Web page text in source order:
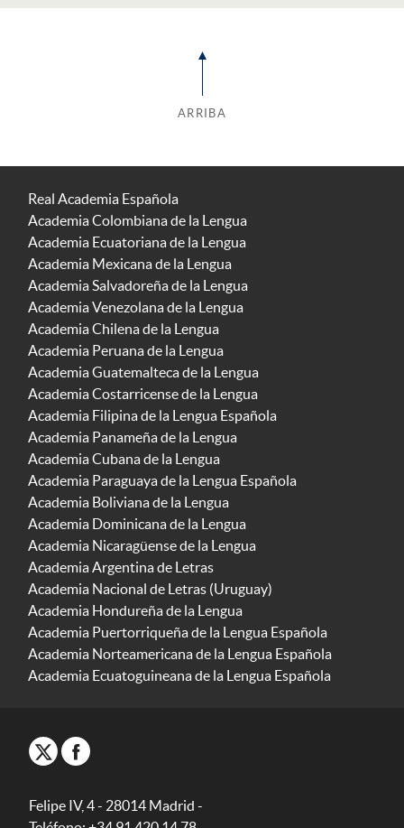
ARRIBA
Real Academia Española
Academia Colombiana de la Lengua
Academia Ecuatoriana de la Lengua
Academia Mexicana de la Lengua
Academia Salvadoreña de la Lengua
Academia Venezolana de la Lengua
Academia Chilena de la Lengua
Academia Peruana de la Lengua
Academia Guatemalteca de la Lengua
Academia Costarricense de la Lengua
Academia Filipina de la Lengua Española
Academia Panameña de la Lengua
Academia Cubana de la Lengua
Academia Paraguaya de la Lengua Española
Academia Boliviana de la Lengua
Academia Dominicana de la Lengua
Academia Nicaragüense de la Lengua
Academia Argentina de Letras
Academia Nacional de Letras (Uruguay)
Academia Hondureña de la Lengua
Academia Puertorriqueña de la Lengua Española
Academia Norteamericana de la Lengua Española
Academia Ecuatoguineana de la Lengua Española
Felipe IV, 4 - 28014 Madrid -